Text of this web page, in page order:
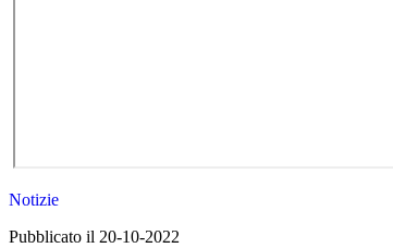
Notizie
Pubblicato il 20-10-2022